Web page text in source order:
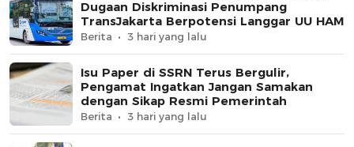
Dugaan Diskriminasi Penumpang
TransJakarta Berpotensi Langgar UU HAM
Berita 3 hari yang lalu
Isu Paper di SSRN Terus Bergulir,
Pengamat Ingatkan Jangan Samakan
dengan Sikap Resmi Pemerintah
Berita 3 hari yang lalu